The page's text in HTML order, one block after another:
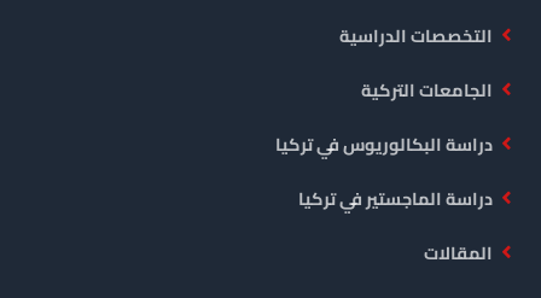
التخصصات الدراسية
الجامعات التركية
دراسة البكالوريوس في تركيا
دراسة الماجستير في تركيا
المقالات